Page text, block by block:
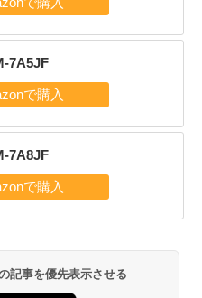
7A5JF
7A8JF
記事を優先表示させる